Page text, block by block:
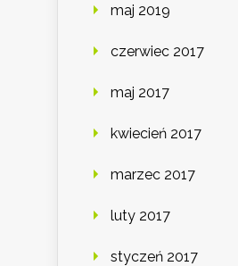
maj 2019
czerwiec 2017
maj 2017
kwiecień 2017
marzec 2017
luty 2017
styczeń 2017